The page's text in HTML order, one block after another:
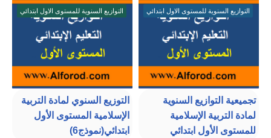
التوازيع السنوية للمستوى الاول ابتدائي
تجميعية التوازيع السنوية
لمادة التربية الإسلامية
للمستوى الأول ابتدائي
التوازيع السنوية للمستوى الاول ابتدائي
التوزيع السنوي لمادة التربية
الإسلامية المستوى الأول
ابتدائي(نموذج6)